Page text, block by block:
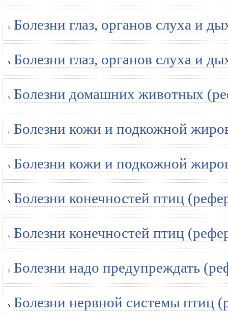
Болезни глаз, органов слуха и
Болезни глаз, органов слуха и
Болезни домашних животных
Болезни кожи и подкожной
Болезни кожи и подкожной
Болезни конечностей птиц
Болезни конечностей птиц
Болезни надо предупреждать
Болезни нервной системы птиц